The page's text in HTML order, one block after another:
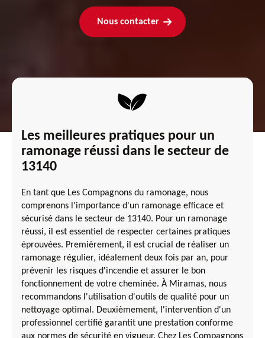
Nous contacter
Les meilleures pratiques pour un
ramonage réussi dans le secteur de
13140
En tant que Les Compagnons du ramonage, nous
comprenons l'importance d'un ramonage efficace et
sécurisé dans le secteur de 13140. Pour un ramonage
réussi, il est essentiel de respecter certaines pratiques
éprouvées. Premièrement, il est crucial de réaliser un
ramonage régulier, idéalement deux fois par an, pour
prévenir les risques d'incendie et assurer le bon
fonctionnement de votre cheminée. À Miramas, nous
recommandons l'utilisation d'outils de qualité pour un
nettoyage optimal. Deuxièmement, l'intervention d'un
professionnel certifié garantit une prestation conforme
aux normes de sécurité en vigueur. Chez Les Compagnons